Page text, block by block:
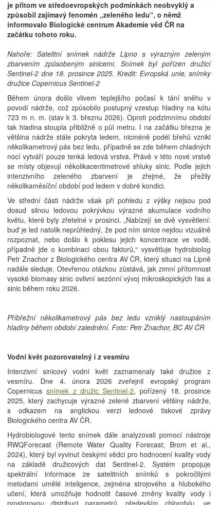
je přitom ve středoevropských podmínkách neobvyklý a
způsobil zajímavý fenomén „zeleného ledu“, o němž
informovalo Biologické centrum Akademie věd ČR na
začátku tohoto roku.
Nahoře: Satelitní snímek nádrže Lipno s výrazným zeleným
zbarvením způsobeným sinicemi. Snímek byl pořízen družicí
Sentinel-2 dne 18. prosince 2025. Kredit: Evropská unie, snímky
družice Copernicus Sentinel-2
Během února došlo vlivem teplejšího počasí k tání sněhu v
povodí nádrže, což způsobilo postupný vzestup hladiny na kótu
723 m n. m. (stav k 3. březnu 2026). Oproti podzimnímu období
tak hladina stoupla přibližně o půl metru. I na začátku března je
většina nádrže stále pokryta ledem, nicméně podél břehů vznikl
několikametrový pás bez ledu, případně se zde během chladných
nocí vytváří pouze tenká ledová vrstva. Právě v této nové vrstvě
se místy objevují několikacentimetrové shluky sinic. Podle jejich
intenzivního zeleného zbarvení je zřejmé, že přežily
několikaměsíční období pod ledem v dobré kondici.
Ve střední části nádrže však při pohledu z výšky nejsou pod
dosud silnou ledovou pokrývkou výrazné akumulace vodního
květu, které byly zřetelné v prosinci. „Nabízejí se dvě vysvětlení:
buď je led natolik neprůhledný, že pod ním sinice nejdou vizuálně
rozpoznat, nebo došlo k poklesu jejich koncentrace ve vodě,
případně jde o kombinaci obou faktorů,“ vysvětluje hydrobiolog
Petr Znachor z Biologického centra AV ČR, který situaci na Lipně
nadále sleduje. Otevřenou otázkou zůstává, jak zimní přítomnost
vysoké biomasy sinic ovlivní sezónní vývoj mikroskopických řas a
sinic během roku 2026.
Příbřežní několikametrový pás bez ledu vzniklý nastoupáním
hladiny během období zalednění. Foto: Petr Znachor, BC AV ČR
Vodní květ pozorovatelný i z vesmíru
Intenzivní sinicový vodní květ zaznamenaly také družice z
vesmíru. Dne 4. února 2026 zveřejnil evropský program
Copernicus snímek z družic Sentinel-2, pořízený 18. prosince
2025, který zachycuje výrazné zelené zbarvení většiny nádrže,
s odkazem na anglickou verzi lednové tiskové zprávy
Biologického centra AV ČR.
Hydrobiologové tento snímek dále analyzovali pomocí nástroje
RWQForecast (Remote Water Quality Forecast; Brom et al.,
2024), který byl vyvinut českými vědci pro hodnocení kvality vody
na základě družicových dat Sentinel-2. Systém propojuje
spektrální informace ze satelitních snímků s pokročilými
metodami umělé inteligence, zejména strojového a hlubokého
učení, která umožňuje hodnotit časové změny kvality vody i
prostorovou distribuci parametrů, především chlorofylu, ve